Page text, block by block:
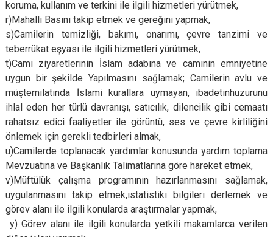
koruma, kullanım ve terkini ile ilgili hizmetleri yürütmek,
r)Mahalli Basını takip etmek ve gereğini yapmak,
s)Camilerin temizliği, bakımı, onarımı, çevre tanzimi ve
teberrükat eşyası ile ilgili hizmetleri yürütmek,
t)Cami ziyaretlerinin İslam adabına ve caminin emniyetine
uygun bir şekilde Yapılmasını sağlamak; Camilerin avlu ve
müştemilatında İslami kurallara uymayan, ibadetinhuzurunu
ihlal eden her türlü davranışı, satıcılık, dilencilik gibi cemaatı
rahatsız edici faaliyetler ile görüntü, ses ve çevre kirliliğini
önlemek için gerekli tedbirleri almak,
u)Camilerde toplanacak yardımlar konusunda yardım toplama
Mevzuatına ve Başkanlık Talimatlarına göre hareket etmek,
v)Müftülük çalışma programının hazırlanmasını sağlamak,
uygulanmasını takip etmek,istatistiki bilgileri derlemek ve
görev alanı ile ilgili konularda araştırmalar yapmak,
y) Görev alanı ile ilgili konularda yetkili makamlarca verilen